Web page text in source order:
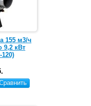
155 м3/ч
9,2 кВт
120)